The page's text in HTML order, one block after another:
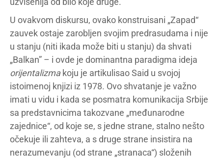
U ovakvom diskursu, ovako konstruisani „Zapad“
zauvek ostaje zarobljen svojim predrasudama i nije
u stanju (niti ikada može biti u stanju) da shvati
„Balkan” – i ovde je dominantna paradigma ideja
orijentalizmakoju je artikulisao Said u svojoj
istoimenoj knjizi iz 1978. Ovo shvatanje je važno
imati u vidu i kada se posmatra komunikacija Srbije
sa predstavnicima takozvane „međunarodne
zajednice“, od koje se, s jedne strane, stalno nešto
očekuje ili zahteva, a s druge strane insistira na
nerazumevanju (od strane „stranaca“) složenih